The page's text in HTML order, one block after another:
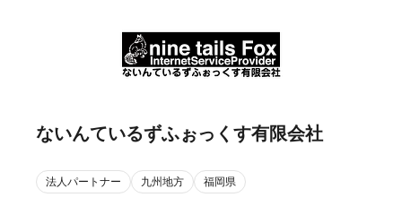
ないんているずふぉっくす有限会社
法人パートナー 九州地方 福岡県